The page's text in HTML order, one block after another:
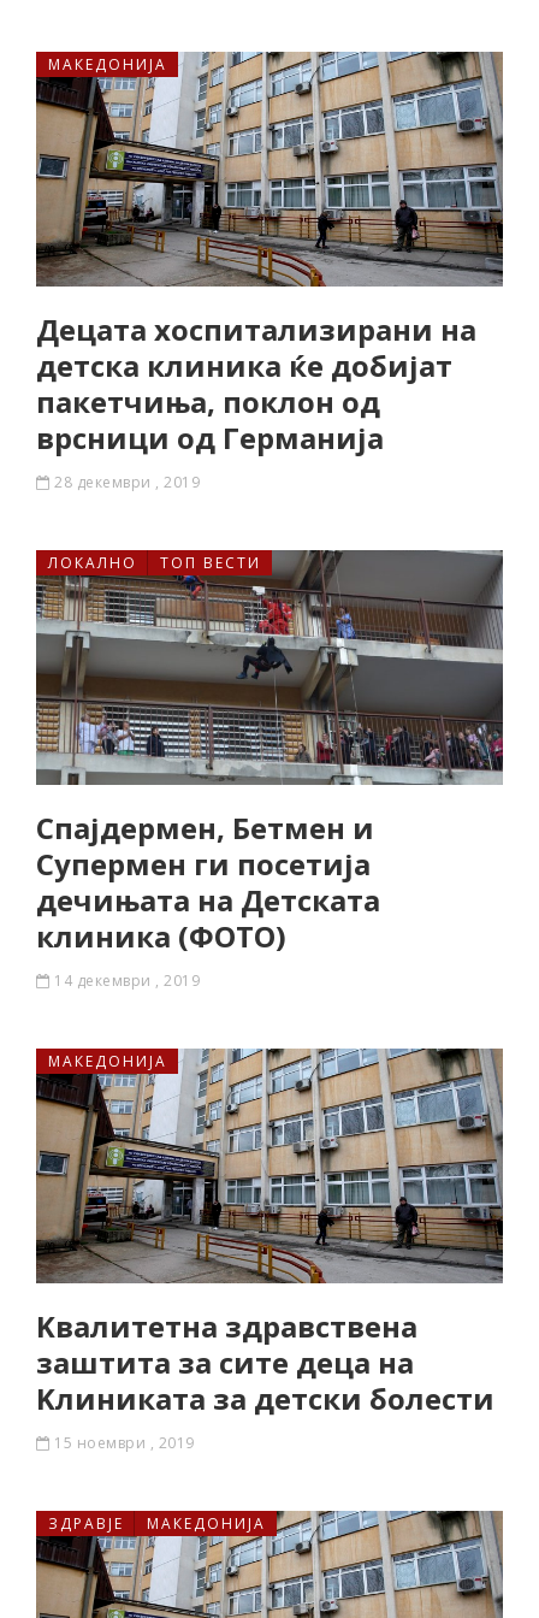
МАКЕДОНИЈА
Децата хоспитализирани на
детска клиника ќе добијат
пакетчиња, поклон од
врсници од Германија
28 декември , 2019
ЛОКАЛНО ТОП ВЕСТИ
Спајдермен, Бетмен и
Супермен ги посетија
дечињата на Детската
клиника (ФОТО)
14 декември , 2019
МАКЕДОНИЈА
Kвалитетна здравствена
заштита за сите деца на
Kлиниката за детски болести
15 ноември , 2019
ЗДРАВЈЕ МАКЕДОНИЈА